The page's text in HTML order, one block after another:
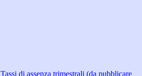
Tassi di assenza trimestrali (da pubblicare